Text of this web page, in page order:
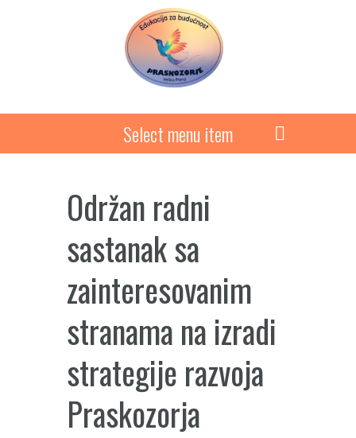
Select menu item
Održan radni
sastanak sa
zainteresovanim
stranama na izradi
strategije razvoja
Praskozorja